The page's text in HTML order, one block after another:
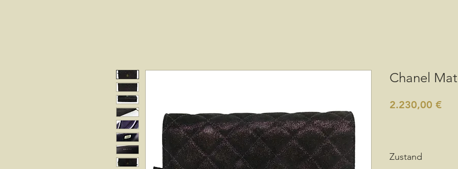
Chanel
2.230,00 €Preis
Zustand